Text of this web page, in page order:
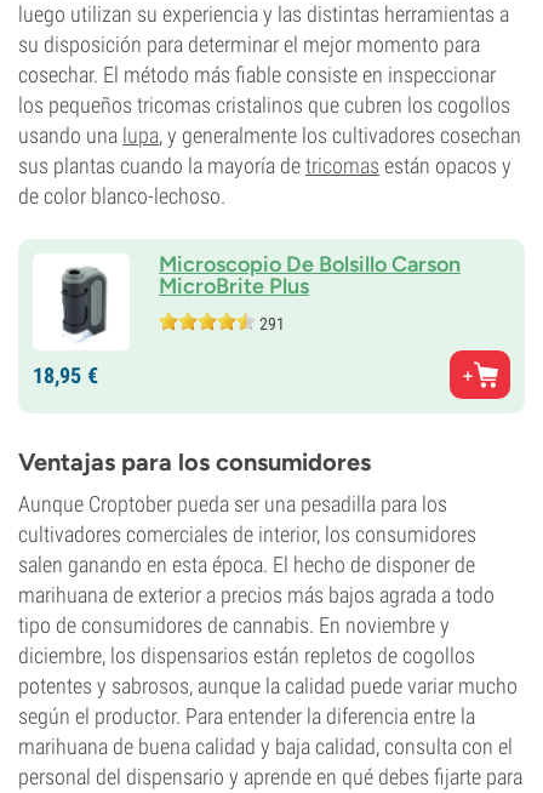
luego utilizan su experiencia y las distintas herramientas a
su disposición para determinar el mejor momento para
cosechar. El método más fiable consiste en inspeccionar
los pequeños tricomas cristalinos que cubren los cogollos
usando una lupa, y generalmente los cultivadores cosechan
sus plantas cuando la mayoría detricomas están opacos y
de color blanco-lechoso.
Microscopio De Bolsillo Carson
MicroBrite Plus
291
18,95 €
Ventajas para los consumidores
Aunque Croptober pueda ser una pesadilla para los
cultivadores comerciales de interior, los consumidores
salen ganando en esta época. El hecho de disponer de
marihuana de exterior a precios más bajos agrada a todo
tipo de consumidores de cannabis. En noviembre y
diciembre, los dispensarios están repletos de cogollos
potentes y sabrosos, aunque la calidad puede variar mucho
según el productor. Para entender la diferencia entre la
marihuana de buena calidad y baja calidad, consulta con el
personal del dispensario y aprende en qué debes fijarte para